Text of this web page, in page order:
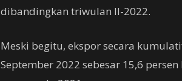
dibandingkan triwulan II-2022.
Meski begitu, ekspor secara
September 2022 sebesar 15,6